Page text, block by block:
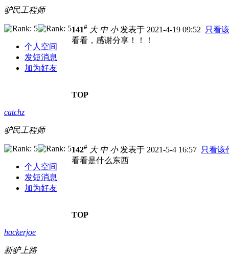
驴民工程师
个人空间
发短消息
加为好友
141# 大 中 小发表于 2021-4-19 09:52
只看
看看，感谢分享！！！
TOP
catchz
驴民工程师
个人空间
发短消息
加为好友
142# 大 中 小发表于 2021-5-4 16:57 只看该
看看是什么东西
TOP
hackerjoe
新驴上路